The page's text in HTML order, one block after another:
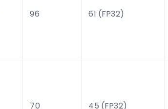
96 61 (FP32)
70 45 (FP32)